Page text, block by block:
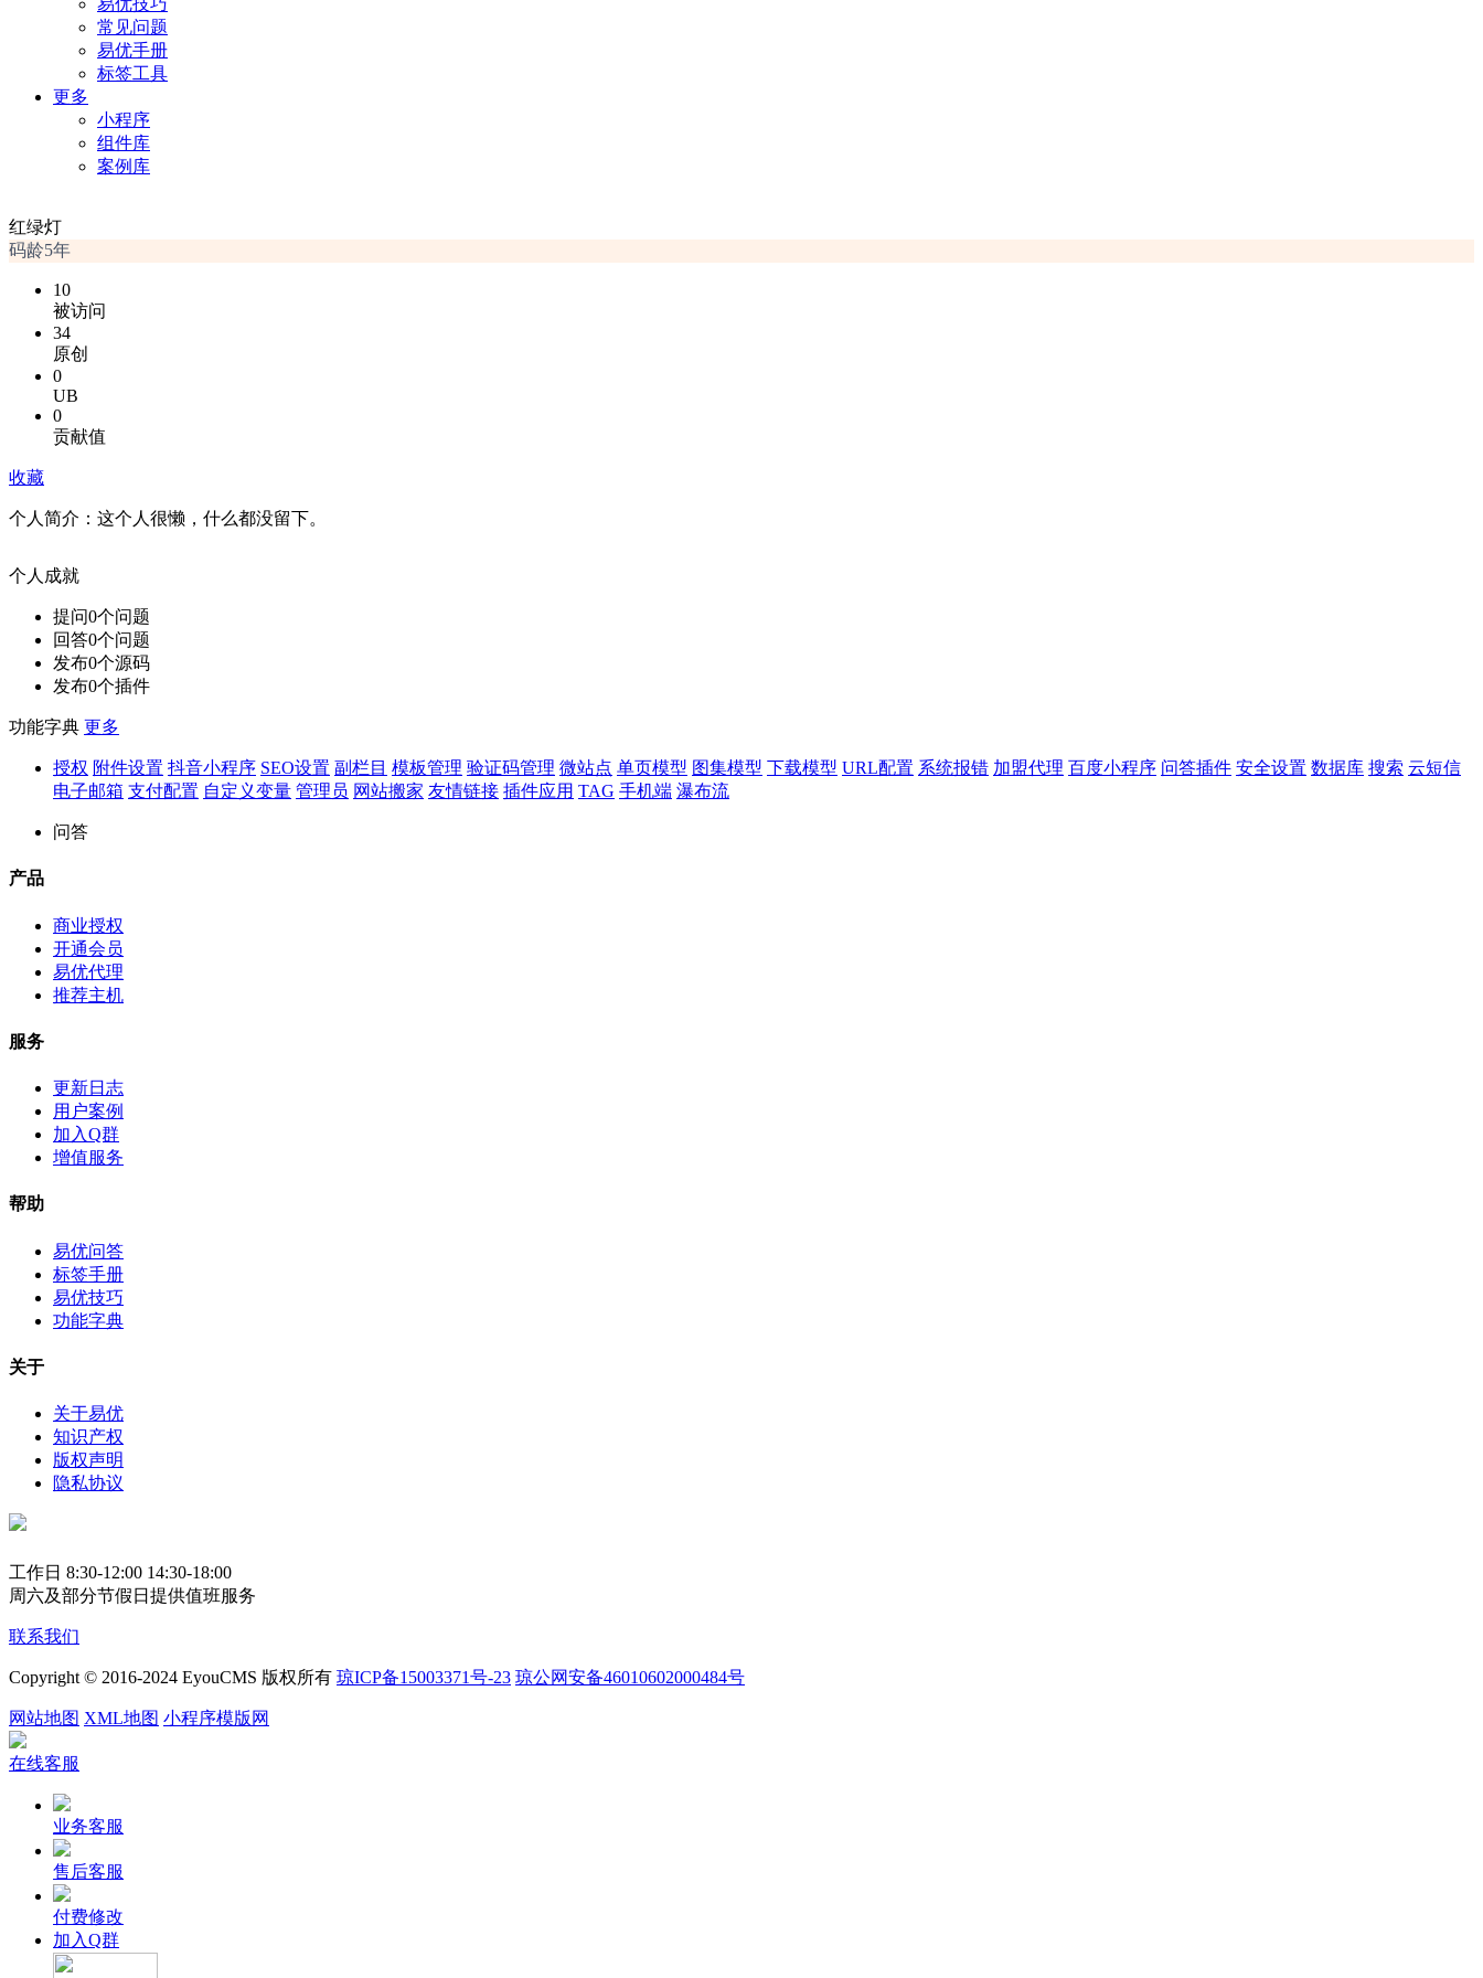
易优技巧
常见问题
易优手册
标签工具
更多
小程序
组件库
案例库
红绿灯
码龄5年
10
被访问
34
原创
0
UB
0
贡献值
收藏
个人简介： 这个人很懒，什么都没留下。
个人成就
提问0个问题
回答0个问题
发布0个源码
发布0个插件
功能字典 更多
授权 附件设置 抖音小程序 SEO设置 副栏目 模板管理 验证码管理 微站点 单页模型 图集模型 下载模型 URL配置 系统报错 加盟代理 百度小程序 问答插件 安全设置 数据库 搜索 云短信
电子邮箱 支付配置 自定义变量 管理员 网站搬家 友情链接 插件应用 TAG 手机端 瀑布流
问答
产品
商业授权
开通会员
易优代理
推荐主机
服务
更新日志
用户案例
加入Q群
增值服务
帮助
易优问答
标签手册
易优技巧
功能字典
关于
关于易优
知识产权
版权声明
隐私协议
工作日 8:30-12:00 14:30-18:00
周六及部分节假日提供值班服务
联系我们
Copyright © 2016-2024 EyouCMS 版权所有 琼ICP备15003371号-23 琼公网安备46010602000484号
网站地图 XML地图 小程序模版网
在线客服
业务客服
售后客服
付费修改
加入Q群